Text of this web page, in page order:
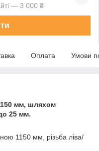
— 3 000 ₴
Оплата Умови
мм, шляхом
25 мм.
1150 мм, різьба ліва/